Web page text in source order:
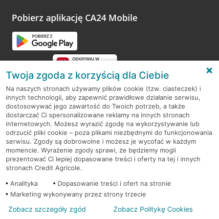
opinie.
Pobierz aplikację CA24 Mobile
RODO
Regulamin serwisu
Mapa serwisu
PolitykaCookies
© 2026 Credit Agricole Bank Polska S.A. Wszelkie prawa zastrzeżone
Twoja zgoda z korzyścią dla Ciebie
Na naszych stronach używamy plików cookie (tzw. ciasteczek) i
innych technologii, aby zapewnić prawidłowe działanie serwisu,
dostosowywać jego zawartość do Twoich potrzeb, a także
dostarczać Ci spersonalizowane reklamy na innych stronach
internetowych. Możesz wyrazić zgodę na wykorzystywanie lub
odrzucić pliki cookie – poza plikami niezbędnymi do funkcjonowania
serwisu. Zgody są dobrowolne i możesz je wycofać w każdym
momencie. Wyrażenie zgody sprawi, że będziemy mogli
prezentować Ci lepiej dopasowane treści i oferty na tej i innych
stronach Credit Agricole.
Analityka
Dopasowanie treści i ofert na stronie
Marketing wykonywany przez strony trzecie
Zobacz szczegóły zgód Zobacz Politykę Cookies